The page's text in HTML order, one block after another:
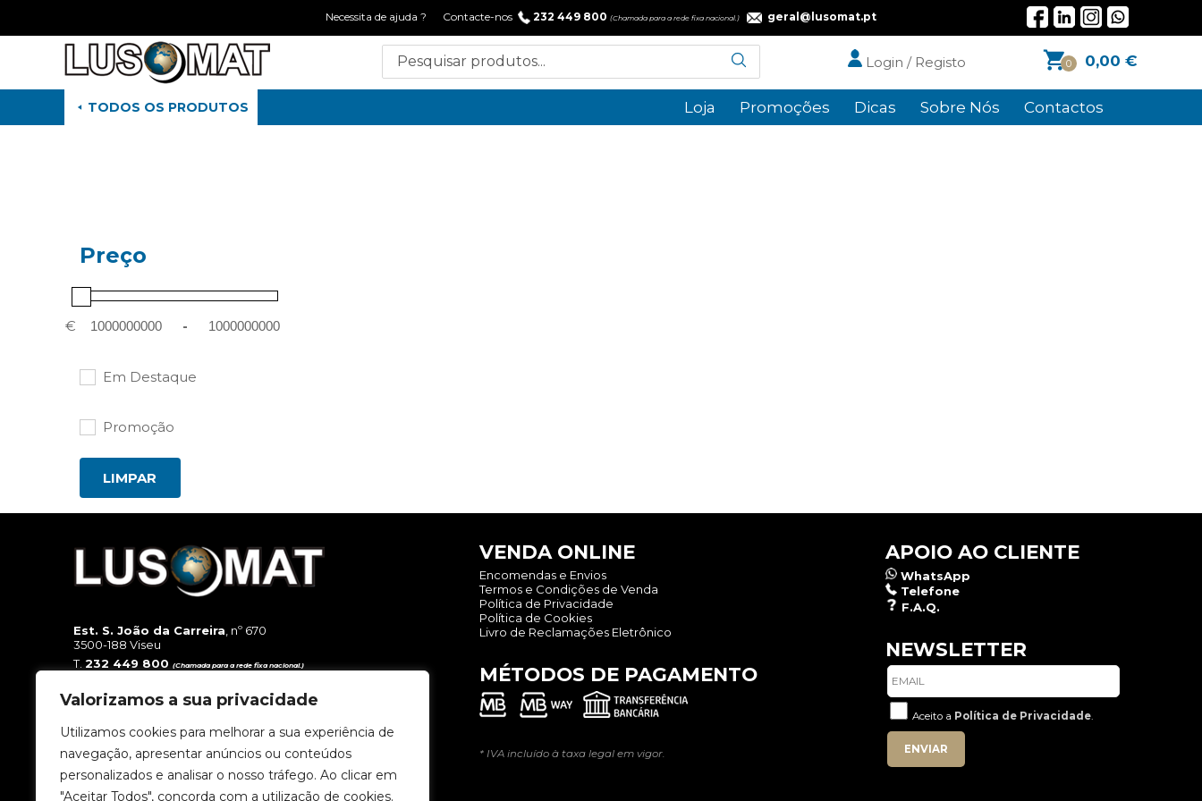
Valorizamos a sua privacidade
Utilizamos cookies para melhorar a sua experiência de
navegação, apresentar anúncios ou conteúdos
personalizados e analisar o nosso tráfego. Ao clicar em
"Aceitar Todos", concorda com a utilização de cookies.
Necessita de ajuda ? Contacte-nos 232 449 800 (Chamada para a rede fixa nacional.) geral@lusomat.pt
0 0,00 €
Login / Registo
TODOS OS PRODUTOS Loja Promoções Dicas Sobre Nós Contactos
Preço
€ -
Em Destaque
Promoção
LIMPAR
Est. S. João da Carreira , nº 670
3500-188 Viseu
T. 232 449 800 (Chamada para a rede fixa nacional.)
E. geral@lusomat.pt
VENDA ONLINE
Encomendas e Envios
Termos e Condições de Venda
Política de Privacidade
Política de Cookies
Livro de Reclamações Eletrônico
MÉTODOS DE PAGAMENTO
* IVA incluído à taxa legal em vigor.
APOIO AO CLIENTE
WhatsApp
Telefone
F.A.Q.
NEWSLETTER
Aceito a Política de Privacidade.